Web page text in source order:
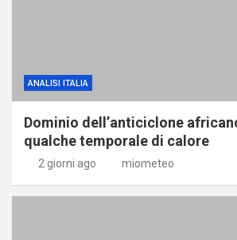
ANALISI ITALIA
Dominio dell’anticiclone
qualche temporale di calore
2 giorni ago miometeo